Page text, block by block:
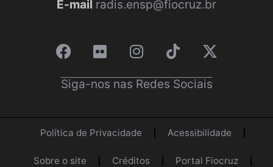
E-mail radis.ensp@fiocruz.br
Siga-nos nas Redes Sociais
Política de Privacidade Acessibilidade
Sobre o site Créditos Portal Fiocruz